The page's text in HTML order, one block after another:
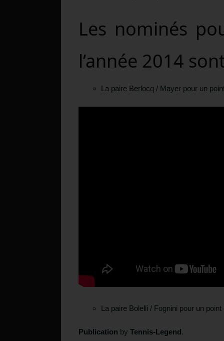
Les nominés
l’année 2014
La paire Berlocq / Mayer pour un
La paire Bolelli / Fognini pour un
Publication by Tennis-Legend.